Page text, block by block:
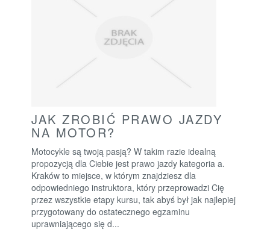
JAK ZROBIĆ PRAWO JAZDY
NA MOTOR?
Motocykle są twoją pasją? W takim razie idealną
propozycją dla Ciebie jest prawo jazdy kategoria a.
Kraków to miejsce, w którym znajdziesz dla
odpowiedniego instruktora, który przeprowadzi Cię
przez wszystkie etapy kursu, tak abyś był jak najlepiej
przygotowany do ostatecznego egzaminu
uprawniającego się d...